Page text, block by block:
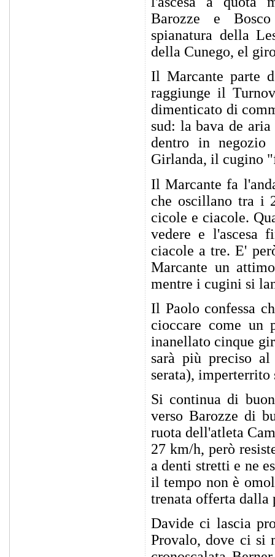
Barozze e
spianatura della
della Cunego, el
Il Marcante parte
raggiunge il
dimenticato di
sud: la bava de
dentro in
Girlanda, il cugino
Il Marcante fa
che oscillano tra i
cicole e ciacole.
vedere e l'ascesa
ciacole a tre. E'
Marcante un
mentre i cugini si
Il Paolo confessa
cioccare come un
inanellato cinque
sarà più preciso
serata), imperterrito
Si continua di
verso Barozze di
ruota dell'atleta
27 km/h, però
a denti stretti e ne
il tempo non è
trenata offerta dalla
Davide ci lascia
Provalo, dove ci si